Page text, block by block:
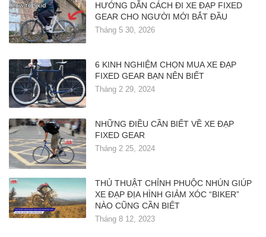
HƯỚNG DẪN CÁCH ĐI XE ĐẠP FIXED
GEAR CHO NGƯỜI MỚI BẮT ĐẦU
Tháng 5 30, 2026
6 KINH NGHIỆM CHỌN MUA XE ĐẠP
FIXED GEAR BẠN NÊN BIẾT
Tháng 2 29, 2024
NHỮNG ĐIỀU CẦN BIẾT VỀ XE ĐẠP
FIXED GEAR
Tháng 2 25, 2024
THỦ THUẬT CHỈNH PHUỘC NHÚN GIÚP
XE ĐẠP ĐỊA HÌNH GIẢM XÓC “BIKER”
NÀO CŨNG CẦN BIẾT
Tháng 8 12, 2023